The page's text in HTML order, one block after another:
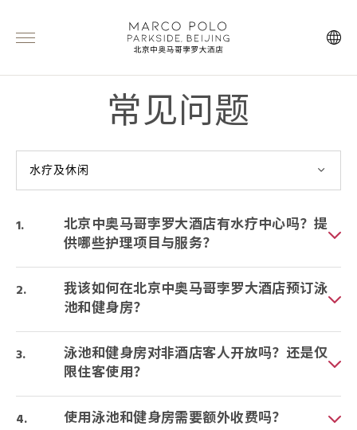
常见问题
水疗及休闲
北京中奥马哥孛罗大酒店有水疗中心吗？提
供哪些护理项目与服务？
我该如何在北京中奥马哥孛罗大酒店预订泳
池和健身房？
泳池和健身房对非酒店客人开放吗？还是仅
限住客使用？
使用泳池和健身房需要额外收费吗？